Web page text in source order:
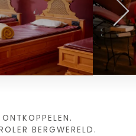
BERGWERELD.